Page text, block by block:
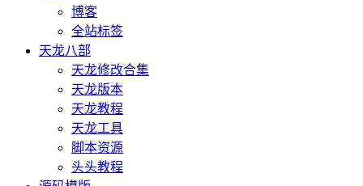
博客
全站标签
天龙八部
天龙修改合集
天龙版本
天龙教程
天龙工具
脚本资源
头头教程